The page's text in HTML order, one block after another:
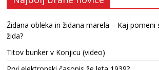
Židana obleka in židana marela – Kaj pomeni
žida?
Titov bunker v Konjicu (video)